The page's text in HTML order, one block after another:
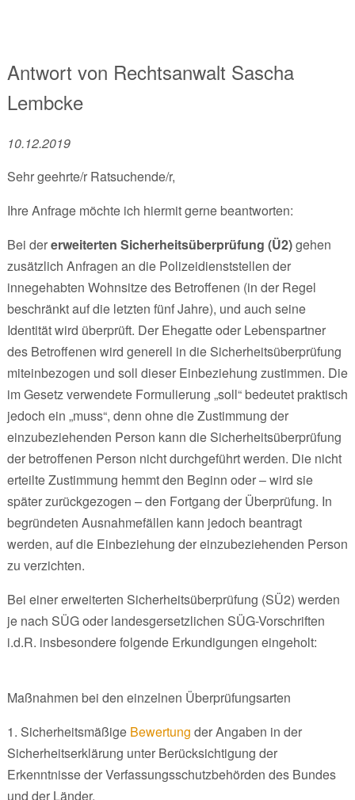
Antwort von Rechtsanwalt Sascha
Lembcke
10.12.2019
Sehr geehrte/r Ratsuchende/r,
Ihre Anfrage möchte ich hiermit gerne beantworten:
Bei dererweiterten Sicherheitsüberprüfung (Ü2)gehen
zusätzlich Anfragen an die Polizeidienststellen der
innegehabten Wohnsitze des Betroffenen (in der Regel
beschränkt auf die letzten fünf Jahre), und auch seine
Identität wird überprüft. Der Ehegatte oder Lebenspartner
des Betroffenen wird generell in die Sicherheitsüberprüfung
miteinbezogen und soll dieser Einbeziehung zustimmen. Die
im Gesetz verwendete Formulierung „soll“ bedeutet praktisch
jedoch ein „muss“, denn ohne die Zustimmung der
einzubeziehenden Person kann die Sicherheitsüberprüfung
der betroffenen Person nicht durchgeführt werden. Die nicht
erteilte Zustimmung hemmt den Beginn oder – wird sie
später zurückgezogen – den Fortgang der Überprüfung. In
begründeten Ausnahmefällen kann jedoch beantragt
werden, auf die Einbeziehung der einzubeziehenden Person
zu verzichten.
Bei einer erweiterten Sicherheitsüberprüfung (SÜ2) werden
je nach SÜG oder landesgersetzlichen SÜG-Vorschriften
i.d.R. insbesondere folgende Erkundigungen eingeholt:
Maßnahmen bei den einzelnen Überprüfungsarten
1. Sicherheitsmäßige Bewertung der Angaben in der
Sicherheitserklärung unter Berücksichtigung der
Erkenntnisse der Verfassungsschutzbehörden des Bundes
und der Länder,